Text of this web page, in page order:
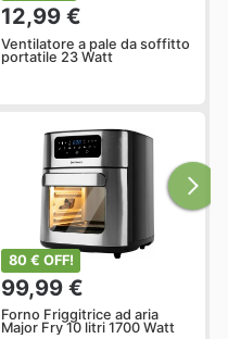
12,99 €
Ventilatore a pale da soffitto
portatile 23 Watt
80 € OFF!
99,99 €
Forno Friggitrice ad aria
Major Fry 10 litri 1700 Watt